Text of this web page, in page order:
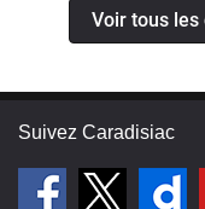
Voir tous les
Suivez Caradisiac